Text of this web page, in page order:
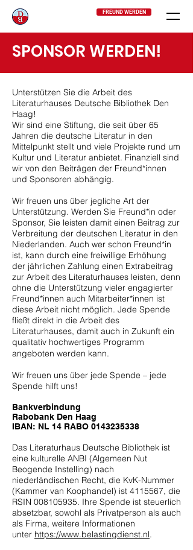
FREUND WERDEN
SPONSOR WERDEN!
Unterstützen Sie die Arbeit des
Literaturhauses Deutsche Bibliothek Den
Haag!
Wir sind eine Stiftung, die seit über 65
Jahren die deutsche Literatur in den
Mittelpunkt stellt und viele Projekte rund um
Kultur und Literatur anbietet. Finanziell sind
wir von den Beiträgen der Freund*innen
und Sponsoren abhängig.
Wir freuen uns über jegliche Art der
Unterstützung. Werden Sie Freund*in oder
Sponsor, Sie leisten damit einen Beitrag zur
Verbreitung der deutschen Literatur in den
Niederlanden. Auch wer schon Freund*in
ist, kann durch eine freiwillige Erhöhung
der jährlichen Zahlung einen Extrabeitrag
zur Arbeit des Literaturhauses leisten, denn
ohne die Unterstützung vieler engagierter
Freund*innen auch Mitarbeiter*innen ist
diese Arbeit nicht möglich. Jede Spende
fließt direkt in die Arbeit des
Literaturhauses, damit auch in Zukunft ein
qualitativ hochwertiges Programm
angeboten werden kann.
Wir freuen uns über jede Spende – jede
Spende hilft uns!
Bankverbindung
Rabobank Den Haag
IBAN: NL 14 RABO 0143235338
Das Literaturhaus Deutsche Bibliothek ist
eine kulturelle ANBI (Algemeen Nut
Beogende Instelling) nach
niederländischen Recht, die KvK-Nummer
(Kammer van Koophandel) ist 4115567, die
RSIN 008105935. Ihre Spende ist steuerlich
absetzbar, sowohl als Privatperson als auch
als Firma, weitere Informationen
unter https://www.belastingdienst.nl.